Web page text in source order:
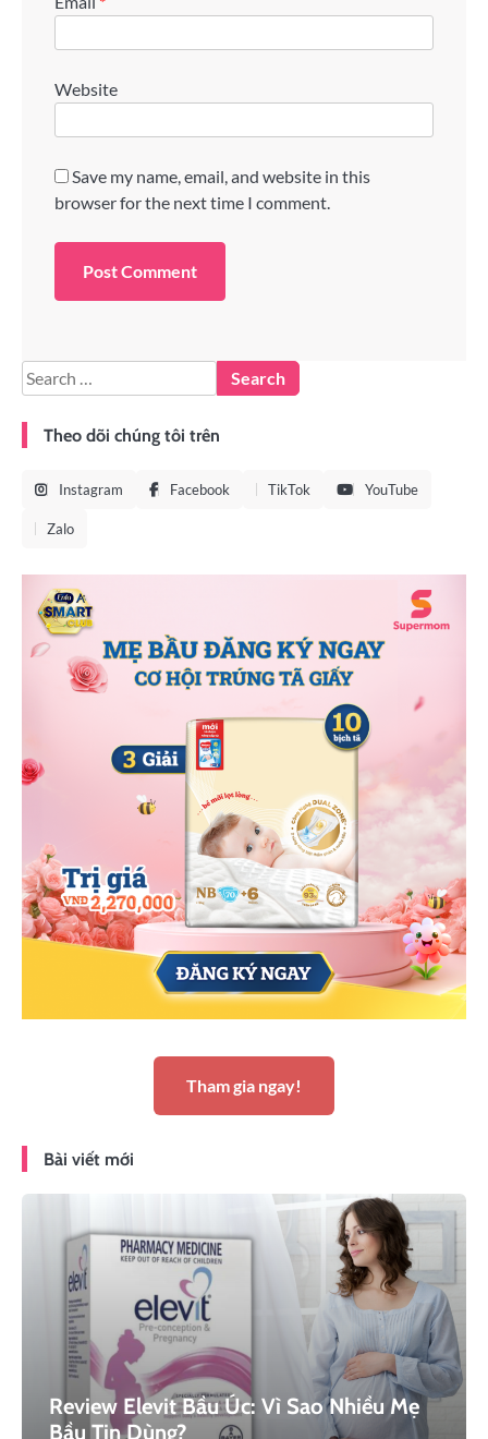
Website
Save my name, email, and website in this
browser for the next time I comment.
Theo dõi chúng tôi trên
Instagram Facebook TikTok YouTube
Zalo
Tham gia ngay!
Bài viết mới
Review Elevit Bầu Úc: Vì Sao Nhiều Mẹ
Bầu Tin Dùng?